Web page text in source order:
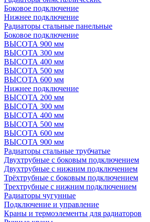
Боковое подключение
Нижнее подключение
Радиаторы стальные панельные
Боковое подключение
ВЫСОТА 900 мм
ВЫСОТА 300 мм
ВЫСОТА 400 мм
ВЫСОТА 500 мм
ВЫСОТА 600 мм
Нижнее подключение
ВЫСОТА 200 мм
ВЫСОТА 300 мм
ВЫСОТА 400 мм
ВЫСОТА 500 мм
ВЫСОТА 600 мм
ВЫСОТА 900 мм
Радиаторы стальные трубчатые
Двухтрубные с боковым подключением
Двухтрубные с нижним подключением
Трёхтрубные с боковым подключением
Трехтрубные с нижним подключением
Радиаторы чугунные
Подключение и управление
Краны и термоэлементы для радиаторов